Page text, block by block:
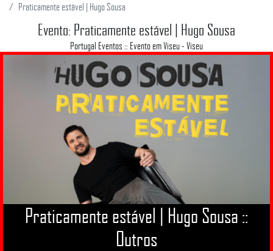
Praticamente estável | Hugo Sousa
Evento: Praticamente estável | Hugo Sousa
Portugal Eventos :: Evento em Viseu - Viseu
Praticamente estável | Hugo Sousa ::
Outros